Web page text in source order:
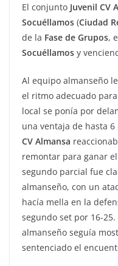
El conjunto Juvenil CV
Socuéllamos (Ciudad
de la Fase de Grupos,
Socuéllamos y
Al equipo almanseño
el ritmo adecuado
local se ponía por
una ventaja de hasta
CV Almansa
remontar para ganar
segundo parcial fue
almanseño, con un
hacía mella en la
segundo set por 16-
almanseño seguía
sentenciado el